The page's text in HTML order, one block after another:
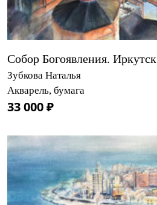
Собор Богоявления. Иркутск
Зубкова Наталья
Акварель, бумага
33 000 ₽